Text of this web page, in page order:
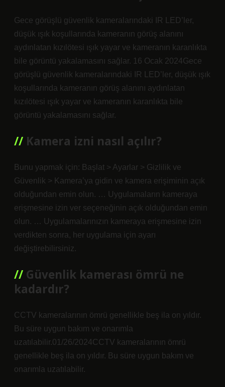
Gece görüşlü güvenlik kameralarındaki IR LED’ler,
düşük ışık koşullarında kameranın görüş alanını
aydınlatan kızılötesi ışık yayar ve kameranın karanlıkta
bile görüntü yakalamasını sağlar. 16 Ocak 2024Gece
görüşlü güvenlik kameralarındaki IR LED’ler, düşük ışık
koşullarında kameranın görüş alanını aydınlatan
kızılötesi ışık yayar ve kameranın karanlıkta bile
görüntü yakalamasını sağlar.
Kamera izni nasıl açılır?
Bunu yapmak için: Başlat > Ayarlar > Gizlilik ve
Güvenlik > Kamera’ya gidin ve kamera erişiminin açık
olduğundan emin olun. … Uygulamaların kameraya
erişmesine izin ver seçeneğinin açık olduğundan emin
olun. … Uygulamalarınızın kameraya erişmesine izin
verdikten sonra, her uygulama için ayarı
değiştirebilirsiniz.
Güvenlik kamerası ömrü ne
kadardır?
CCTV kameralarının ömrü genellikle beş ila on yıldır.
Bu süre uygun bakım ve onarımla
uzatılabilir.01/26/2024CCTV kameralarının ömrü
genellikle beş ila on yıldır. Bu süre uygun bakım ve
onarımla uzatılabilir.